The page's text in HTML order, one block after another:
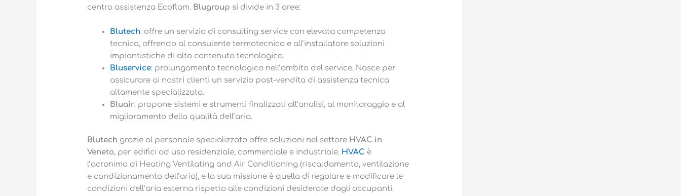
centro assistenza Ecoflam. Blugroup si divide in 3 aree:
Blutech: offre un servizio di consulting service con elevata competenza
tecnica, offrendo al consulente termotecnico e all’installatore soluzioni
impiantistiche di alto contenuto tecnologico.
Bluservice: prolungamento tecnologico nell’ambito del service. Nasce per
assicurare ai nostri clienti un servizio post-vendita di assistenza tecnica
altamente specializzata.
Bluair: propone sistemi e strumenti finalizzati all’analisi, al monitoraggio e al
miglioramento della qualità dell’aria.
Blutech grazie al personale specializzato offre soluzioni nel settore HVAC in
Veneto, per edifici ad uso residenziale, commerciale e industriale. HVAC è
l’acronimo di Heating Ventilating and Air Conditioning (riscaldamento, ventilazione
e condizionamento dell’aria), e la sua missione è quella di regolare e modificare le
condizioni dell’aria esterna rispetto alle condizioni desiderate dagli occupanti.